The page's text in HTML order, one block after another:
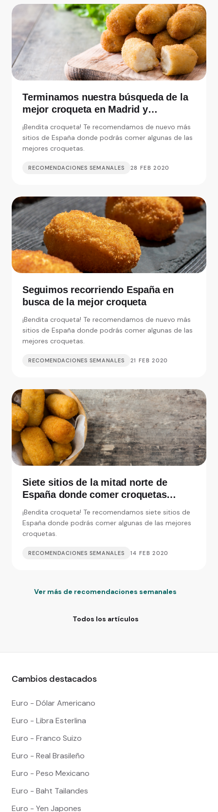
Terminamos nuestra búsqueda de la
mejor croqueta en Madrid y
¡Bendita croqueta! Te recomendamos de nuevo más
sitios de España donde podrás comer algunas de las
mejores croquetas.
RECOMENDACIONES SEMANALES 28 FEB 2020
Seguimos recorriendo España en
busca de la mejor croqueta
¡Bendita croqueta! Te recomendamos de nuevo más
sitios de España donde podrás comer algunas de las
mejores croquetas.
RECOMENDACIONES SEMANALES 21 FEB 2020
Siete sitios de la mitad norte de
España donde comer croquetas
¡Bendita croqueta! Te recomendamos siete sitios de
España donde podrás comer algunas de las mejores
croquetas.
RECOMENDACIONES SEMANALES 14 FEB 2020
Ver más de recomendaciones semanales
Todos los artículos
Cambios destacados
Euro - Dólar Americano
Euro - Libra Esterlina
Euro - Franco Suizo
Euro - Real Brasileño
Euro - Peso Mexicano
Euro - Baht Tailandes
Euro - Yen Japones